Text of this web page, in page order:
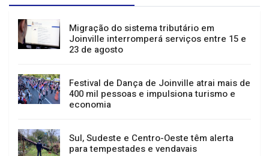
Migração do sistema tributário em
Joinville interromperá serviços entre 15 e
23 de agosto
Festival de Dança de Joinville atrai mais de
400 mil pessoas e impulsiona turismo e
economia
Sul, Sudeste e Centro-Oeste têm alerta
para tempestades e vendavais